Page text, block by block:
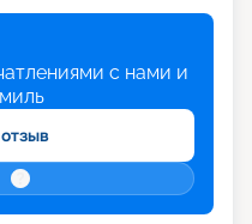
с нами и